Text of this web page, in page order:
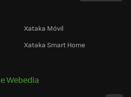
Xataka Móvil
Xataka Smart Home
Webedia